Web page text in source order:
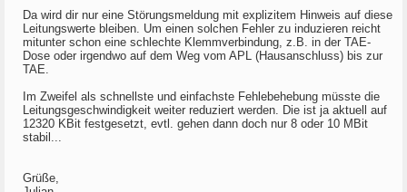
Da wird dir nur eine Störungsmeldung mit explizitem Hinweis auf diese
Leitungswerte bleiben. Um einen solchen Fehler zu induzieren reicht
mitunter schon eine schlechte Klemmverbindung, z.B. in der TAE-
Dose oder irgendwo auf dem Weg vom APL (Hausanschluss) bis zur
TAE.
Im Zweifel als schnellste und einfachste Fehlebehebung müsste die
Leitungsgeschwindigkeit weiter reduziert werden. Die ist ja aktuell auf
12320 KBit festgesetzt, evtl. gehen dann doch nur 8 oder 10 MBit
stabil...
Grüße,